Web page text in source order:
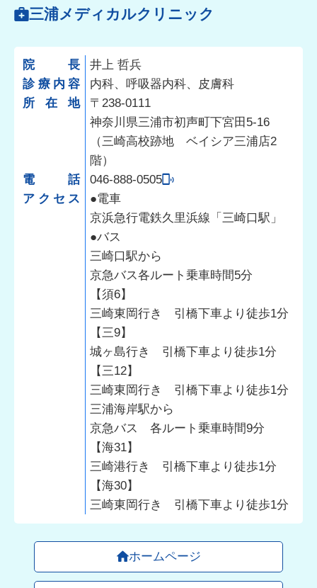
三浦メディカルクリニック
院長
井上 哲兵
診療内容
内科、呼吸器内科、皮膚科
所在地
〒238-0111
神奈川県三浦市初声町下宮田5-16
（三崎高校跡地 ベイシア三浦店2
階）
電話
046-888-0505
アクセス
●電車
京浜急行電鉄久里浜線「三崎口駅」
●バス
三崎口駅から
京急バス各ルート乗車時間5分
【須6】
三崎東岡行き 引橋下車より徒歩1分
【三9】
城ヶ島行き 引橋下車より徒歩1分
【三12】
三崎東岡行き 引橋下車より徒歩1分
三浦海岸駅から
京急バス 各ルート乗車時間9分
【海31】
三崎港行き 引橋下車より徒歩1分
【海30】
三崎東岡行き 引橋下車より徒歩1分
ホームページ